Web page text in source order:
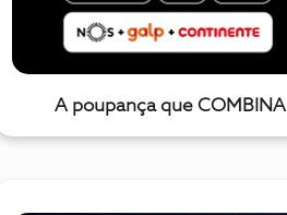
A poupança que COMBINA